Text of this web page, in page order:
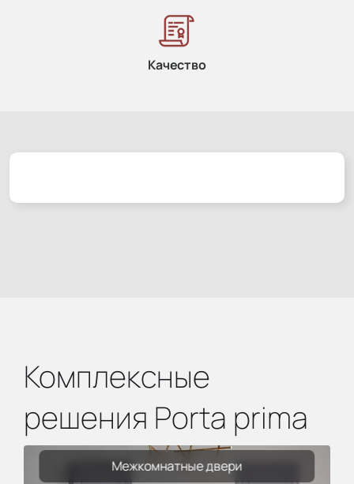
Качество
Комплексные
решения Porta prima
Межкомнатные двери